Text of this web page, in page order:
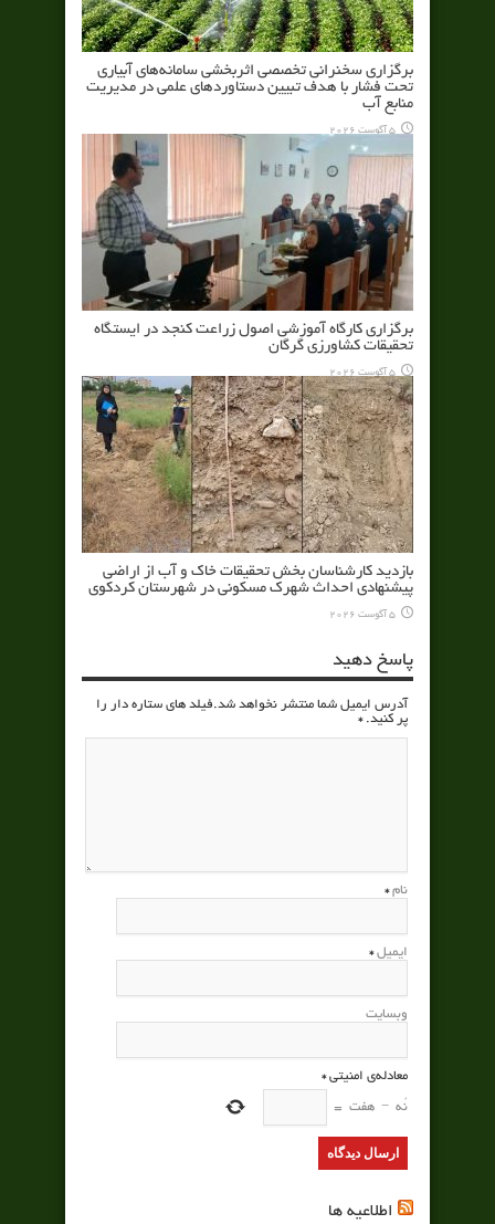
برگزاری سخنرانی تخصصی اثربخشی سامانه‌های آبیاری
تحت فشار با هدف تبیین دستاوردهای علمی در مدیریت
منابع آب
5 آگوست 2026
برگزاری کارگاه آموزشی اصول زراعت کنجد در ایستگاه
تحقیقات کشاورزی گرگان
5 آگوست 2026
بازدید کارشناسان بخش تحقیقات خاک و آب از اراضی
پیشنهادی احداث شهرک مسکونی در شهرستان کردکوی
5 آگوست 2026
پاسخ دهید
آدرس ایمیل شما منتشر نخواهد شد.فیلد های ستاره دار را
پر کنید.*
نام *
ایمیل *
وبسایت
معادله‌ی امنیتی*
نُه − هفت =
اطلاعیه ها